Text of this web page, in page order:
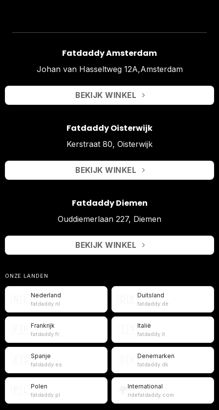
Fatdaddy Amsterdam
Johan van Hasseltweg 12A,Amsterdam
BEKIJK WINKEL
Fatdaddy Oisterwijk
Kerstraat 80, Oisterwijk
BEKIJK WINKEL
Fatdaddy Diemen
Ouddiemerlaan 227, Diemen
BEKIJK WINKEL
ONZE LANDEN
Nederland
fatdaddy.nl
Duitsland
fatdaddy.de
Frankrijk
fatdaddy.fr
Italië
fatdaddy.it
Spanje
fatdaddy.es
Denemarken
fatdaddy.dk
Polen
fatdaddy.pl
International
ridefatdaddy.com